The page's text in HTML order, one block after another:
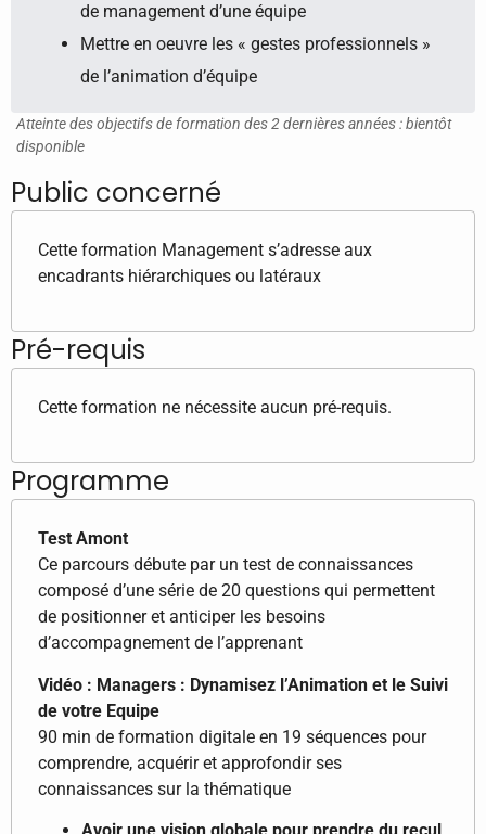
de management d’une équipe
Mettre en oeuvre les « gestes professionnels »
de l’animation d’équipe
Atteinte des objectifs de formation des 2 dernières années : bientôt
disponible
Public concerné
Cette formation Management s’adresse aux
encadrants hiérarchiques ou latéraux
Pré-requis
Cette formation ne nécessite aucun pré-requis.
Programme
Test Amont
Ce parcours débute par un test de connaissances
composé d’une série de 20 questions qui permettent
de positionner et anticiper les besoins
d’accompagnement de l’apprenant
Vidéo : Managers : Dynamisez l’Animation et le Suivi
de votre Equipe
90 min de formation digitale en 19 séquences pour
comprendre, acquérir et approfondir ses
connaissances sur la thématique